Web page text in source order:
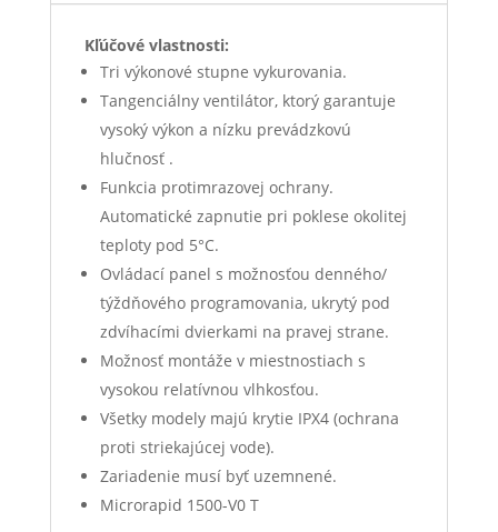
Kľúčové vlastnosti:
Tri výkonové stupne vykurovania.
Tangenciálny ventilátor, ktorý garantuje
vysoký výkon a nízku prevádzkovú
hlučnosť .
Funkcia protimrazovej ochrany.
Automatické zapnutie pri poklese okolitej
teploty pod 5°C.
Ovládací panel s možnosťou denného/
týždňového programovania, ukrytý pod
zdvíhacími dvierkami na pravej strane.
Možnosť montáže v miestnostiach s
vysokou relatívnou vlhkosťou.
Všetky modely majú krytie IPX4 (ochrana
proti striekajúcej vode).
Zariadenie musí byť uzemnené.
Microrapid 1500-V0 T